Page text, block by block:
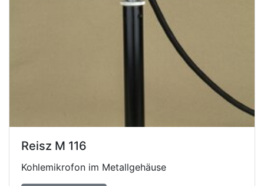
Reisz M 116
Kohlemikrofon im Metallgehäuse